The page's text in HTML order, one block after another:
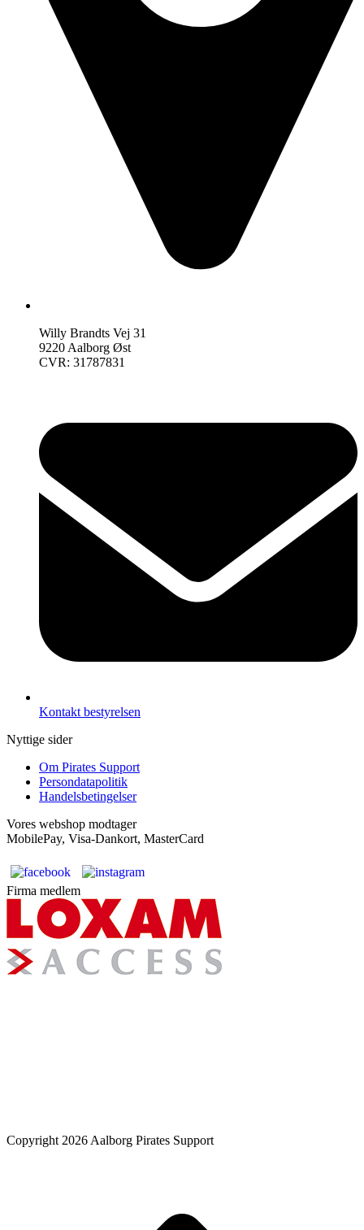
Willy Brandts Vej 31
9220 Aalborg Øst
CVR: 31787831
Kontakt bestyrelsen
Nyttige sider
Om Pirates Support
Persondatapolitik
Handelsbetingelser
Vores webshop modtager
MobilePay, Visa-Dankort, MasterCard
Firma medlem
Copyright 2026 Aalborg Pirates Support